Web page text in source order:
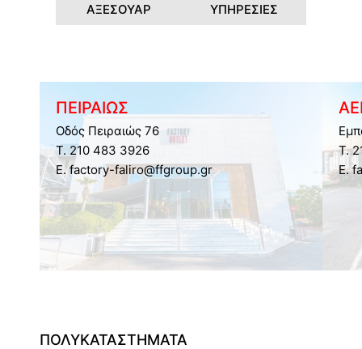
ΑΞΕΣΟΥΑΡ ΥΠΗΡΕΣΙΕΣ
ΠΟΛΥΚΑΤΑΣΤΗΜΑΤΑ
ΠΕΙΡΑΙΩΣ
Οδός Πειραιώς 76
Τ. 210 483 3926
E. factory-faliro@ffgroup.gr
Τ.
E.